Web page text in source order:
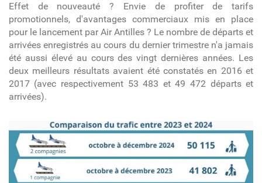
Effet de nouveauté ? Envie de profiter de tarifs
promotionnels, d'avantages commerciaux mis en place
pour le lancement par Air Antilles ? Le nombre de départs et
arrivées enregistrés au cours du dernier trimestre n'a jamais
été aussi élevé au cours des vingt dernières années. Les
deux meilleurs résultats avaient été constatés en 2016 et
2017 (avec respectivement 53 483 et 49 472 départs et
arrivées).
trafic_oct_dec.jpeg